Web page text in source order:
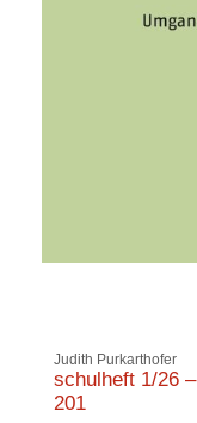
Judith Purkarthofer
schulheft 1/26 –
201